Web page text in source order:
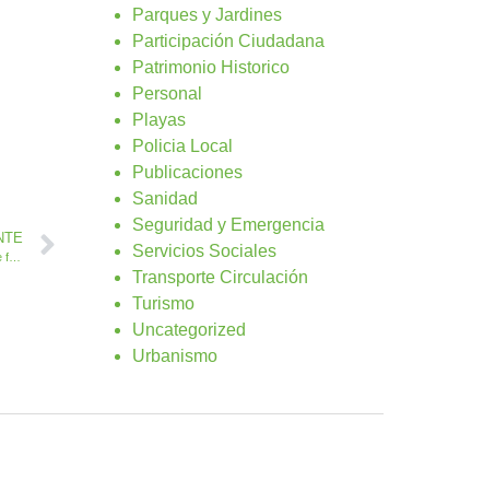
El Carnaval llega a Caleta de Fuste con un Muy muy lejano, reino de fantasía
Parques y Jardines
Participación Ciudadana
Patrimonio Historico
Personal
Playas
Policia Local
Publicaciones
Sanidad
Seguridad y Emergencia
Servicios Sociales
Transporte Circulación
Turismo
Uncategorized
Urbanismo